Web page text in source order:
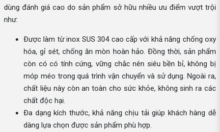
dùng đánh giá cao do sản phẩm sở hữu nhiều ưu điểm vượt trội
như:
Được làm từ inox SUS 304 cao cấp với khả năng chống oxy
hóa, gỉ sét, chống ăn mòn hoàn hảo. Đồng thời, sản phẩm
còn có có tính cứng, vững chắc nên siêu bền bỉ, không bị
móp méo trong quá trình vận chuyển và sử dụng. Ngoài ra,
chất liệu này còn an toàn cho sức khỏe, không sinh ra các
chất độc hại.
Đa dạng kích thước, khả năng chịu tải giúp khách hàng dễ
dàng lựa chọn được sản phẩm phù hợp.